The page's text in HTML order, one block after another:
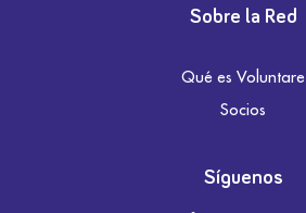
Sobre la Red
Qué es Voluntare
Socios
Síguenos